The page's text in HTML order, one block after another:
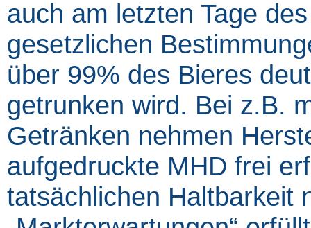
auch am letzten Tage
gesetzlichen
über 99% des Bieres
getrunken wird. Bei z.B.
Getränken nehmen
aufgedruckte MHD frei
tatsächlichen Haltbarkeit